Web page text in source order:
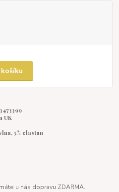
UK
5% elastan
u nás dopravu ZDARMA.